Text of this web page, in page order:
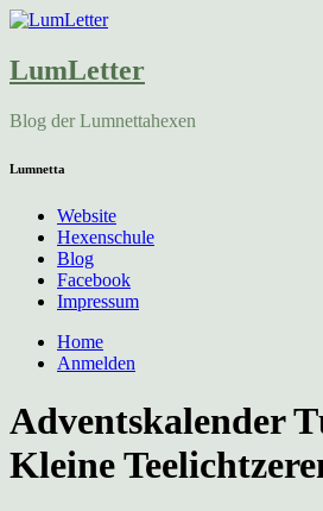
LumLetter
Blog der Lumnettahexen
Lumnetta
Website
Hexenschule
Blog
Facebook
Impressum
Home
Anmelden
Adventskalender
Kleine